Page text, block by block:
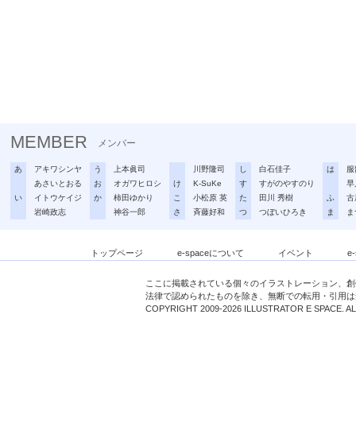
MEMBER メンバー
あ
アキワシンヤ
あさいとおる
い
イトウケイジ
岩崎政志
う
上本眞司
お
オガワヒロシ
か
柿田ゆかり
神谷一郎
川野隆司
け
K-SuKe
こ
小松原 英
さ
斉藤好和
し
白石佳子
す
すがのやすのり
た
田川 秀樹
つ
つぼいひろき
は
早
ふ
古
ま
トップページ e-spaceについて イベント
ここに掲載されている個々のイラストレーション、
法律で認められたものを除き、無断での転用・引用
COPYRIGHT 2009-2026 ILLUSTRATOR E SPACE.